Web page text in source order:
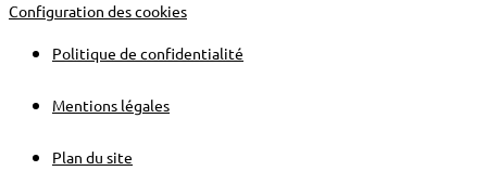
Configuration des cookies
Politique de confidentialité
Mentions légales
Plan du site